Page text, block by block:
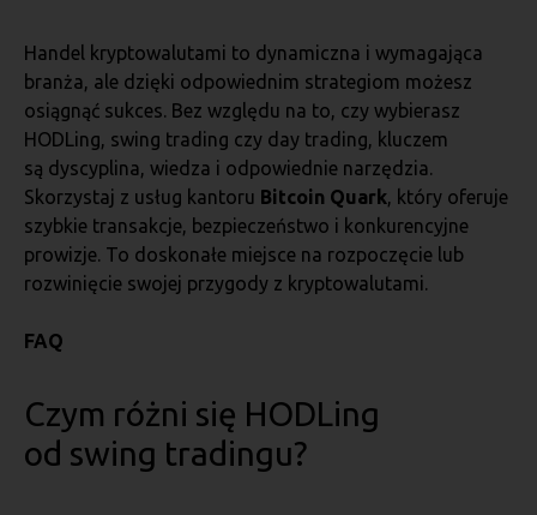
Handel kryptowalutami to dynamiczna i wymagająca
branża, ale dzięki odpowiednim strategiom możesz
osiągnąć sukces. Bez względu na to, czy wybierasz
HODLing, swing trading czy day trading, kluczem
są dyscyplina, wiedza i odpowiednie narzędzia.
Skorzystaj z usług kantoru Bitcoin Quark, który oferuje
szybkie transakcje, bezpieczeństwo i konkurencyjne
prowizje. To doskonałe miejsce na rozpoczęcie lub
rozwinięcie swojej przygody z kryptowalutami.
FAQ
Czym różni się HODLing
od swing tradingu?